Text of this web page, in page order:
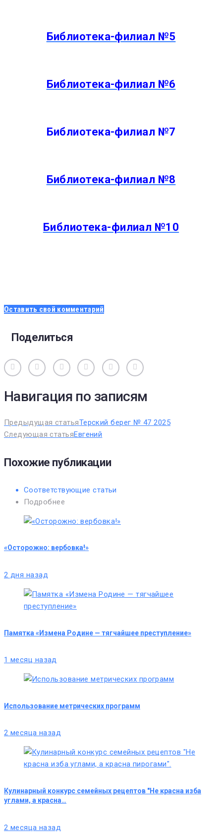
Библиотека-филиал №5
Библиотека-филиал №6
Библиотека-филиал №7
Библиотека-филиал №8
Библиотека-филиал №10
Оставить свой комментарий
Поделиться
ВконтактеОдноклассники
FacebookTwitter Google+
Навигация по записям
Предыдущая статьяТерский берег № 47 2025
Следующая статьяЕвгений
Похожие публикации
Соответствующие статьи
Подробнее
«Осторожно: вербовка!»
2 дня назад
Памятка «Измена Родине — тягчайшее преступление»
1 месяц назад
Использование метрических программ
2 месяца назад
Кулинарный конкурс семейных рецептов "Не красна изба
углами, а красна…
2 месяца назад